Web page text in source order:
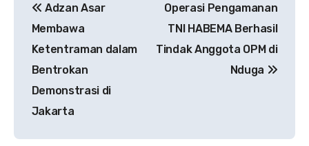
pos
Adzan Asar
Membawa
Ketentraman dalam
Bentrokan
Demonstrasi di
Jakarta
Operasi Pengamanan
TNI HABEMA Berhasil
Tindak Anggota OPM di
Nduga